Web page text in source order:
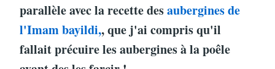
parallèle avec la recette desaubergines de
l'Imam bayildi,, que j'ai compris qu'il
fallait précuire les aubergines à la poêle